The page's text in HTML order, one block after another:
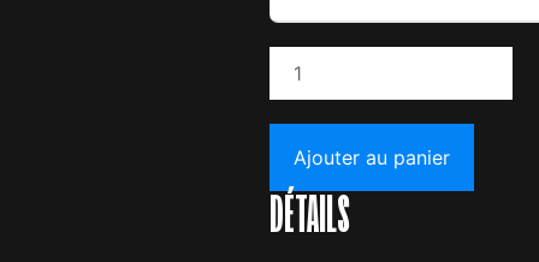
Ajouter au panier
DÉTAILS